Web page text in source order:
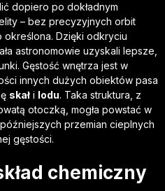
dopiero po dokładnym
– bez precyzyjnych orbit
określona. Dzięki odkryciu
astronomowie uzyskali lepsze,
Gęstość wnętrza jest w
innych dużych obiektów pasa
skałi lodu. Taka struktura, z
otoczką, mogła powstać w
przemian cieplnych
gęstości.
chemiczny